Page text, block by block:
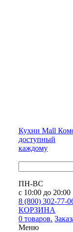
Кухни Mall
доступный
каждому
ПН-ВС
с 10:00 до 20:00
8 (800) 302-77-
КОРЗИНА
0 товаров.
Меню